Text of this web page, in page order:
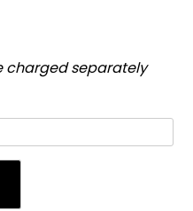
charged separately